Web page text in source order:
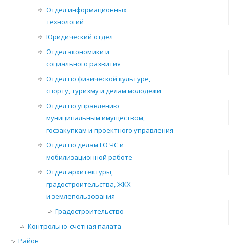
Отдел информационных
технологий
Юридический отдел
Отдел экономики и
социального развития
Отдел по физической культуре,
спорту, туризму и делам молодежи
Отдел по управлению
муниципальным имуществом,
госзакупкам и проектного управления
Отдел по делам ГО ЧС и
мобилизационной работе
Отдел архитектуры,
градостроительства, ЖКХ
и землепользования
Градостроительство
Контрольно-счетная палата
Район